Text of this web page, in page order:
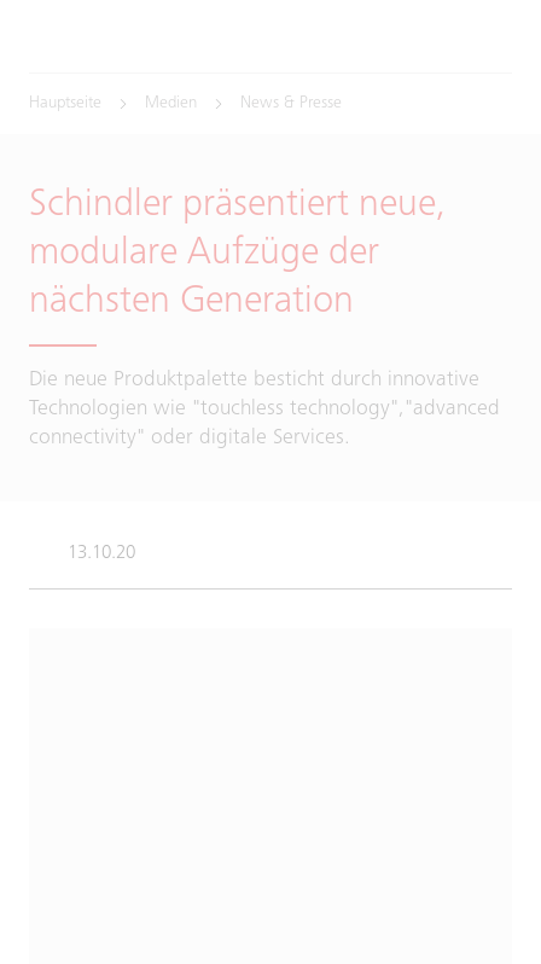
Hauptseite Medien News & Presse
Schindler präsentiert neue,
modulare Aufzüge der
nächsten Generation
Die neue Produktpalette besticht durch innovative
Technologien wie "touchless technology","advanced
connectivity" oder digitale Services.
13.10.20